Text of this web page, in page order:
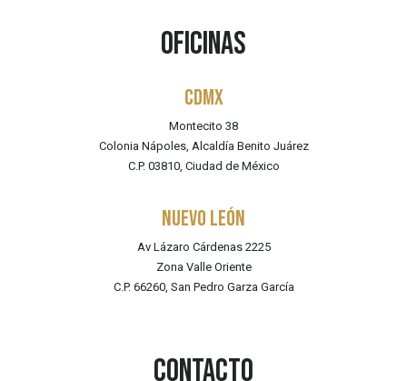
Oficinas
CDMX
Montecito 38
Colonia Nápoles, Alcaldía Benito Juárez
C.P. 03810, Ciudad de México
NUEVO LEÓN
Av Lázaro Cárdenas 2225
Zona Valle Oriente
C.P. 66260, San Pedro Garza García
Contacto